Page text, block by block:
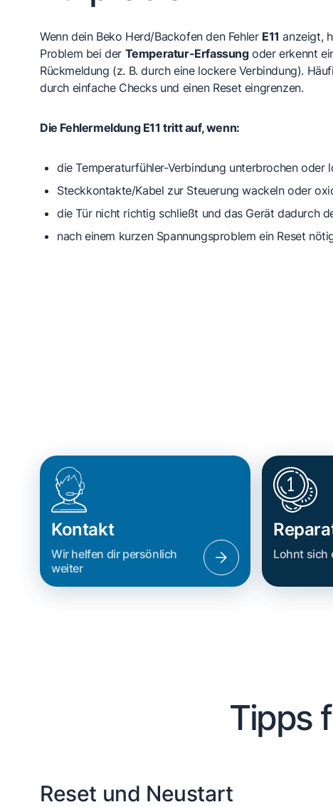
Wenn dein Beko Herd/Backofen den Fehler E11 anzeigt,
Problem bei der Temperatur-Erfassungoder erkennt
Rückmeldung (z. B. durch eine lockere Verbindung).
durch einfache Checks und einen Reset eingrenzen.
Die Fehlermeldung E11 tritt auf, wenn:
die Temperaturfühler-Verbindung unterbrochen oder
Steckkontakte/Kabel zur Steuerung wackeln oder
die Türnicht richtig schließt und das Gerät dadurch
nach einem kurzen Spannungsproblem ein Reset
Kontakt
Wir helfen dir persönlich
weiter
Lohnt sich
Tipps
Reset und Neustart